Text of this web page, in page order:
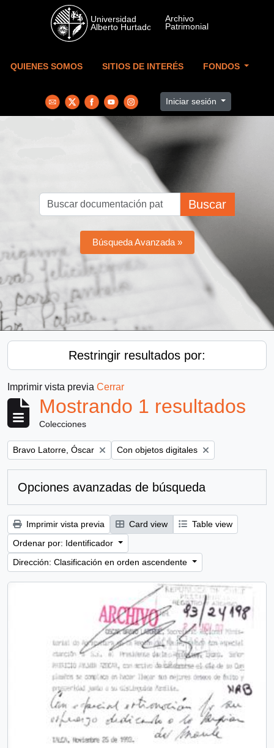
Skip to main content
QUIENES SOMOS SITIOS DE INTERÉS FONDOS
Iniciar sesión
Buscar
Búsqueda Avanzada »
Restringir resultados por:
Imprimir vista previa Cerrar
Mostrando 1 resultados
Colecciones
Remove filter:
Bravo Latorre, Óscar Remove filter:
Con objetos digitales
Opciones avanzadas de búsqueda
Imprimir vista previa Card view
Table view
Ordenar por: Identificador
Dirección: Clasificación en orden ascendente